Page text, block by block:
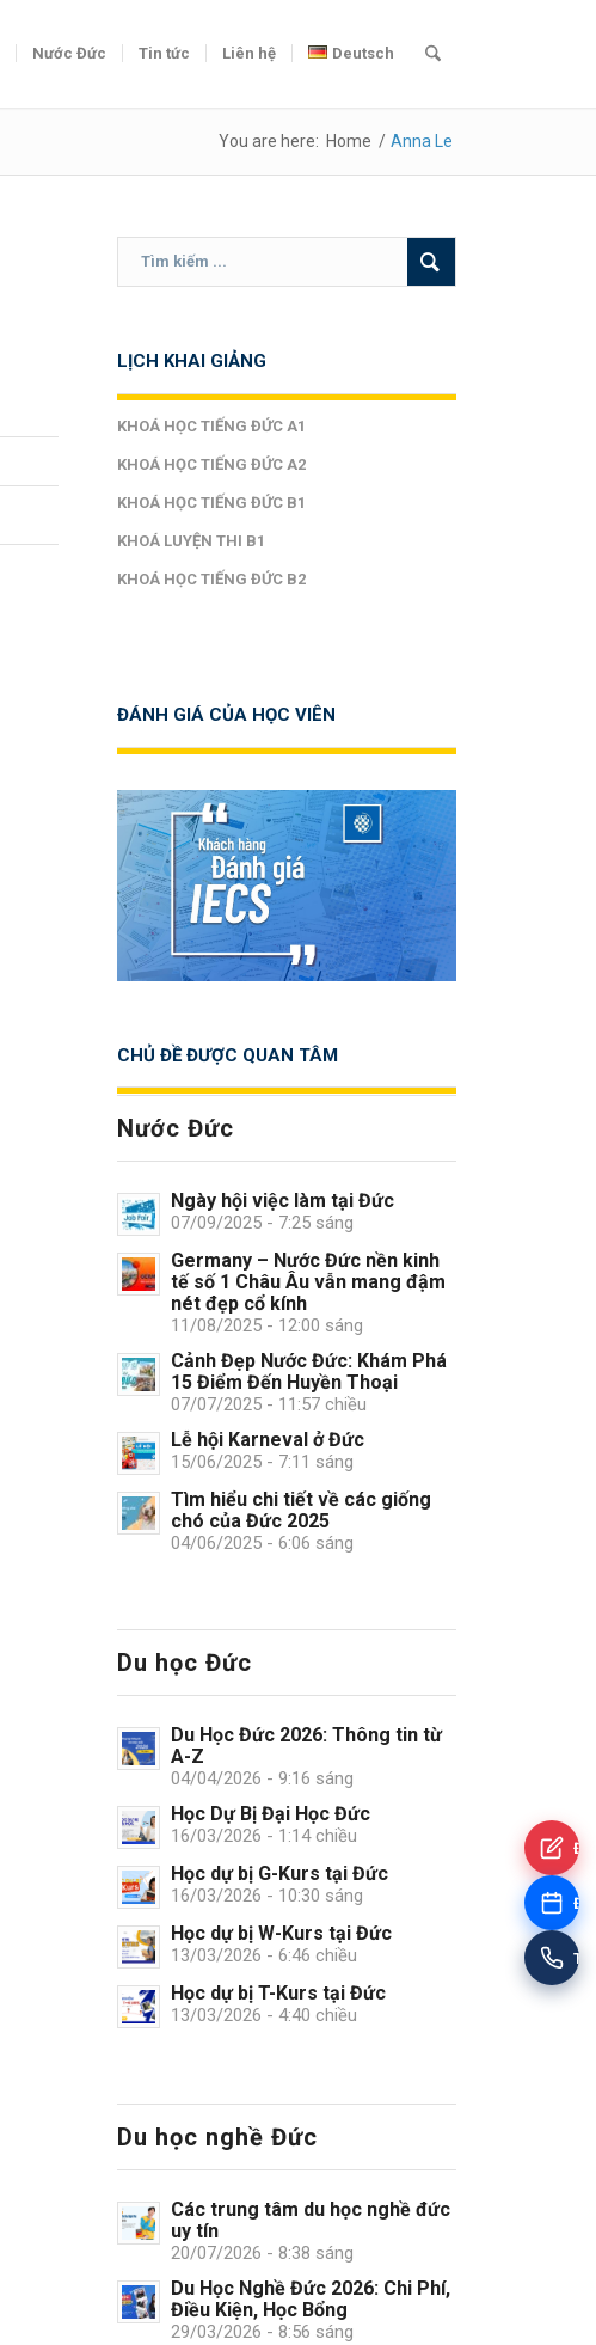
Nước Đức Tin tức Liên hệ Deutsch
You are here: Home / Anna Le
LỊCH KHAI GIẢNG
KHOÁ HỌC TIẾNG ĐỨC A1
KHOÁ HỌC TIẾNG ĐỨC A2
KHOÁ HỌC TIẾNG ĐỨC B1
KHOÁ LUYỆN THI B1
KHOÁ HỌC TIẾNG ĐỨC B2
ĐÁNH GIÁ CỦA HỌC VIÊN
CHỦ ĐỀ ĐƯỢC QUAN TÂM
Nước Đức
Ngày hội việc làm tại Đức
07/09/2025 - 7:25 sáng
Germany – Nước Đức nền kinh
tế số 1 Châu Âu vẫn mang đậm
nét đẹp cổ kính
11/08/2025 - 12:00 sáng
Cảnh Đẹp Nước Đức: Khám Phá
15 Điểm Đến Huyền Thoại
07/07/2025 - 11:57 chiều
Lễ hội Karneval ở Đức
15/06/2025 - 7:11 sáng
Tìm hiểu chi tiết về các giống
chó của Đức 2025
04/06/2025 - 6:06 sáng
Du học Đức
Du Học Đức 2026: Thông tin từ
A-Z
04/04/2026 - 9:16 sáng
Học Dự Bị Đại Học Đức
16/03/2026 - 1:14 chiều
Học dự bị G-Kurs tại Đức
16/03/2026 - 10:30 sáng
Học dự bị W-Kurs tại Đức
13/03/2026 - 6:46 chiều
Học dự bị T-Kurs tại Đức
13/03/2026 - 4:40 chiều
Du học nghề Đức
Các trung tâm du học nghề đức
uy tín
20/07/2026 - 8:38 sáng
Du Học Nghề Đức 2026: Chi Phí,
Điều Kiện, Học Bổng
29/03/2026 - 8:56 sáng
Tư